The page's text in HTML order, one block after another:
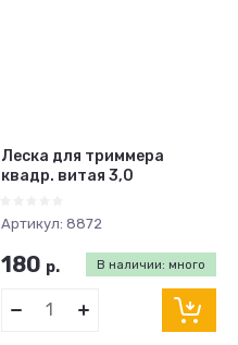
Леска для триммера
квадр. витая 3,0
Артикул: 8872
В наличии: много
180 р.